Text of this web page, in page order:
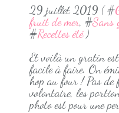
29 juillet 2019 ( #
fruit de mer, #Sans
#Recettes été)
Et voilà un gratin
facile à faire. On
hop au four ! Pas de
volontaire, les
photo est pour une